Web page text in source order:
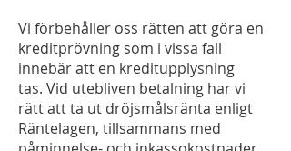
Vi förbehåller oss rätten att göra en
kreditprövning som i vissa fall
innebär att en kreditupplysning
tas. Vid utebliven betalning har vi
rätt att ta ut dröjsmålsränta enligt
Räntelagen, tillsammans med